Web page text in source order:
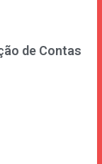
de Contas